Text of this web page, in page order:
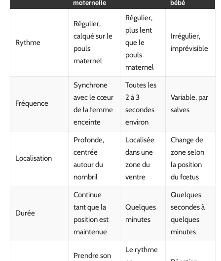
maternelle bébé
Rythme
Régulier,
calqué sur le
pouls
maternel
Régulier,
plus lent
que le
pouls
maternel
Irrégulier,
imprévisible
Fréquence
Synchrone
avec le cœur
de la femme
enceinte
Toutes les
2 à 3
secondes
environ
Variable, par
salves
Localisation
Profonde,
centrée
autour du
nombril
Localisée
dans une
zone du
ventre
Change de
zone selon
la position
du fœtus
Durée
Continue
tant que la
position est
maintenue
Quelques
minutes
Quelques
secondes à
quelques
minutes
Prendre son
Le rythme